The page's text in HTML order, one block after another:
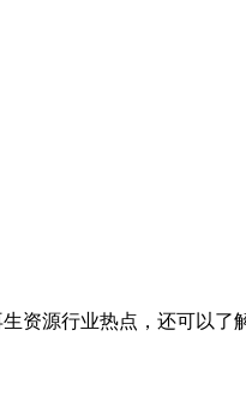
资源行业热点，还可以了